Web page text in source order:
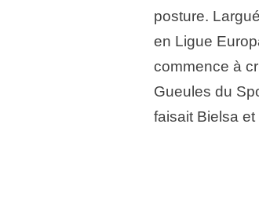
posture.
en Ligue
commence à
Gueules du
faisait Bielsa et